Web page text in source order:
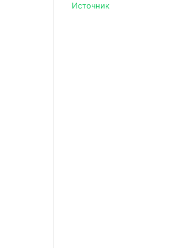
Источник